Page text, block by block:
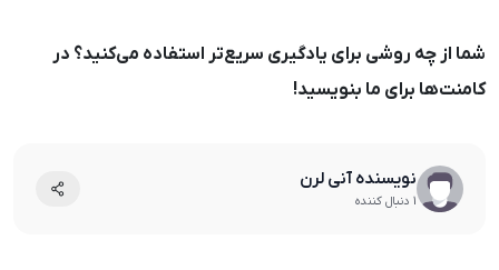
شما از چه روشی برای یادگیری سریع‌تر استفاده می‌کنید؟ در
کامنت‌ها برای ما بنویسید!
نویسنده آنی لرن
1 دنبال کننده